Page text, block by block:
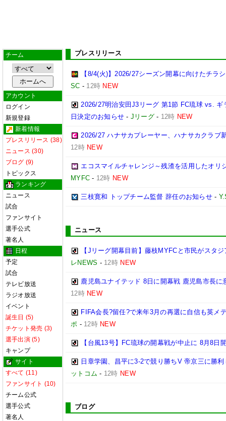
チーム
アカウント
ログイン
新規登録
新着情報
プレスリリース (38)
ニュース (30)
ブログ (9)
トピックス
ランキング
ニュース
試合
ファンサイト
選手公式
著名人
日程
予定
試合
テレビ放送
ラジオ放送
イベント
誕生日 (5)
チケット発売 (3)
選手出演 (5)
キャンプ
サイト
すべて (11)
ファンサイト (10)
チーム公式
選手公式
著名人
プレスリリース
【8/4(火)】2026/27シーズン開幕に向けたチラ
SC - 12時 NEW
2026/27明治安田J3リーグ 第1節 FC琉球 vs.
日決定のお知らせ - Jリーグ - 12時 NEW
2026/27 ハナサカプレーヤー、ハナサカクラブ
12時 NEW
エコスマイルチャレンジ～残渣を活用したオリ
MYFC - 12時 NEW
三枝寛和 トップチーム監督 辞任のお知らせ-
ニュース
【Jリーグ開幕目前】藤枝MYFCと市民がスタ
レNEWS - 12時 NEW
鹿児島ユナイテッド 8日に開幕戦 鹿児島市長に
12時 NEW
FIFA会長?留任?で来年3月の再選に自信も英メ
ポ - 12時 NEW
【台風13号】FC琉球の開幕戦が中止に 8月8日
日章学園、昌平に3-2で競り勝ちV 帝京三に勝
ットコム - 12時 NEW
ブログ